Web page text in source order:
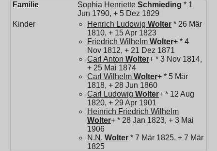
Familie Sophia Henriette Schmieding * 1
Jun 1790, + 5 Dez 1829
Kinder
Henrich Ludowig Wolter * 26 Mär
1810, + 15 Apr 1823
Friedrich Wilhelm Wolter+ * 4
Nov 1812, + 21 Dez 1871
Carl Anton Wolter+ * 3 Nov 1814,
+ 25 Mai 1874
Carl Wilhelm Wolter+ * 5 Mär
1818, + 28 Jun 1860
Carl Ludowig Wolter+ * 12 Aug
1820, + 29 Apr 1901
Heinrich Friedrich Wilhelm
Wolter+ * 28 Jan 1823, + 3 Mai
1906
N.N. Wolter * 7 Mär 1825, + 7 Mär
1825